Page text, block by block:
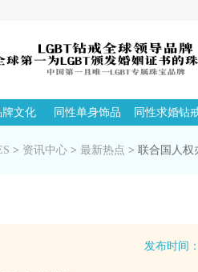
文化 同性单身饰品 同性求婚钻
> 资讯中心 > 最新热点 > 联合国人权
发布时间